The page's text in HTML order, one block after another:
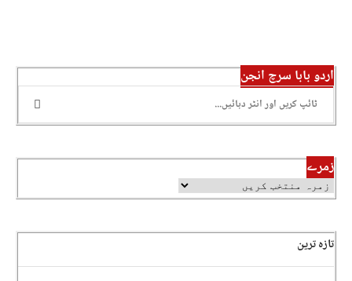
اردو بابا سرچ انجن
زمرے
تازہ ترین